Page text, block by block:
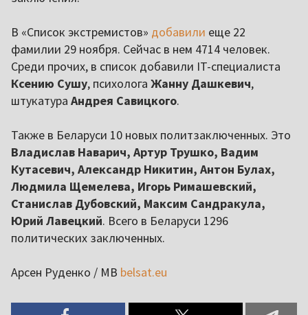
В «Список экстремистов» добавили еще 22
фамилии 29 ноября. Сейчас в нем 4714 человек.
Среди прочих, в список добавили IT-специалиста
Ксению Сушу, психолога Жанну Дашкевич,
штукатура Андрея Савицкого.
Также в Беларуси 10 новых политзаключенных. Это
Владислав Наварич, Артур Трушко, Вадим
Кутасевич, Александр Никитин, Антон Булах,
Людмила Щемелева, Игорь Римашевский,
Станислав Дубовский, Максим Сандракула,
Юрий Лавецкий. Всего в Беларуси 1296
политических заключенных.
Арсен Руденко / МВ belsat.eu